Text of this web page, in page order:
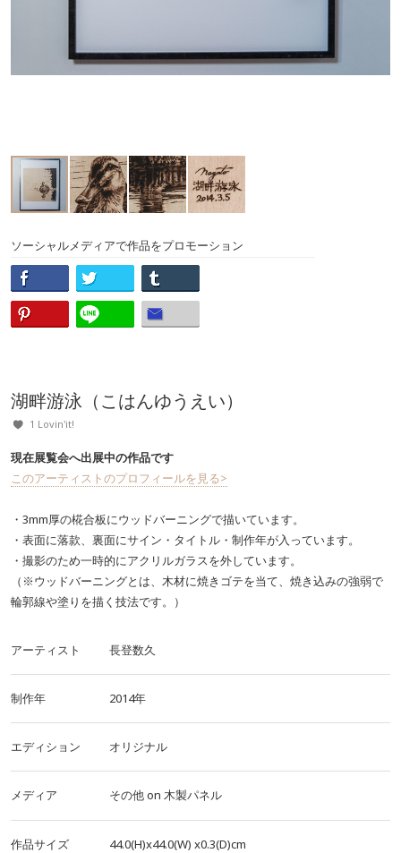
ソーシャルメディアで作品をプロモーション
湖畔游泳（こはんゆうえい）
1 Lovin'it!
現在展覧会へ出展中の作品です
このアーティストのプロフィールを見る>
・3mm厚の椛合板にウッドバーニングで描いています。
・表面に落款、裏面にサイン・タイトル・制作年が入っています。
・撮影のため一時的にアクリルガラスを外しています。
（※ウッドバーニングとは、木材に焼きゴテを当て、焼き込みの強弱で
輪郭線や塗りを描く技法です。）
アーティスト 長登数久
制作年 2014年
エディション オリジナル
メディア その他on 木製パネル
作品サイズ 44.0(H)x44.0(W) x0.3(D)cm